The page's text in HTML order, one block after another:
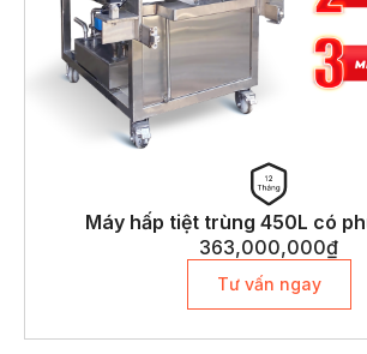
Máy hấp tiệt trùng 450L có
363,000,000₫
Tư vấn ngay